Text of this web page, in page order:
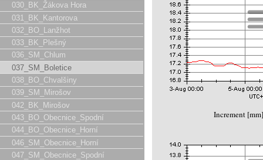
030_BK_Žákova Hora
031_BK_Kantorova
032_BO_Lanžhot
033_BK_Plešný
036_SM_Chlum
037_SM_Boletice
038_BO_Chvalšiny
039_SM_Mirošov
042_BK_Mirošov
043_BO_Obecnice_Spodní
044_BO_Obecnice_Horní
046_SM_Obecnice_Horní
047_SM_Obecnice_Spodní
Increment